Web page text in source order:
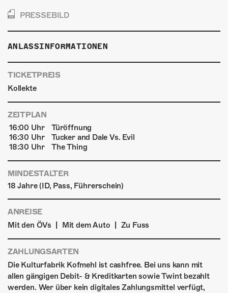
PRESSEBILD
ANLASSINFORMATIONEN
TICKETPREIS
Kollekte
ZEITPLAN
16:00 Uhr
Türöffnung
16:30 Uhr
Tucker and Dale Vs. Evil
18:30 Uhr
The Thing
MINDESTALTER
18 Jahre (ID, Pass, Führerschein)
ANREISE
Mit den ÖVs
Mit dem Auto Zu Fuss
ZAHLUNGSARTEN
Die Kulturfabrik Kofmehl ist cashfree. Bei uns kann mit
allen gängigen Debit- & Kreditkarten sowie Twint bezahlt
werden. Wer über kein digitales Zahlungsmittel verfügt,